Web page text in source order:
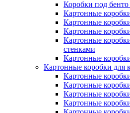
Коробки под бенто
Картонные
Картонные
Картонные
Картонные
стенками
Картонные
Картонные коробки для
Картонные
Картонные
Картонные
Картонные